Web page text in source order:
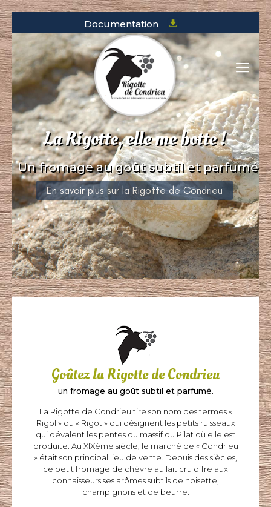
Documentation
La Rigotte, elle me botte !
Un fromage au goût subtil et parfumé
En savoir plus sur la Rigotte de Condrieu
Goûtez la Rigotte de Condrieu
un fromage au goût subtil et parfumé.
La Rigotte de Condrieu tire son nom des termes «
Rigol » ou « Rigot » qui désignent les petits ruisseaux
qui dévalent les pentes du massif du Pilat où elle est
produite. Au XIXème siècle, le marché de « Condrieu
» était son principal lieu de vente. Depuis des siècles,
ce petit fromage de chèvre au lait cru offre aux
connaisseurs ses arômes subtils de noisette,
champignons et de beurre.